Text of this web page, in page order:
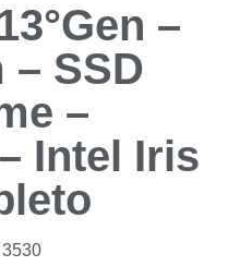
–
– SSD
–
Intel Iris